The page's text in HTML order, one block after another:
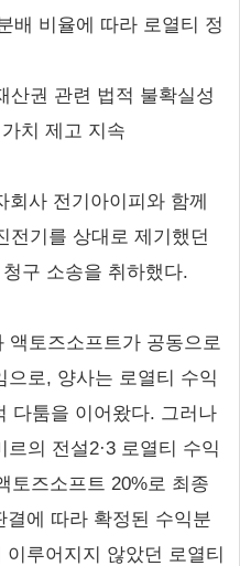
배 비율에 따라 로열티 정
산권 관련 법적 불확실성
치 제고 지속
사 전기아이피와 함께
전기를 상대로 제기했던
구 소송을 취하했다.
액토즈소프트가 공동으로
로, 양사는 로열티 수익
다툼을 이어왔다. 그러나
의 전설2·3 로열티 수익
토즈소프트 20%로 최종
에 따라 확정된 수익분
루어지지 않았던 로열티